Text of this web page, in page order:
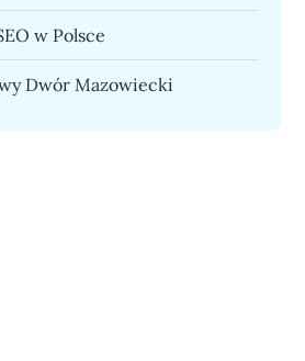
w Polsce
Dwór Mazowiecki